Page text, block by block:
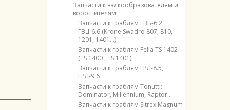
Запчасти
к
косилкам
КМР-9ВТ
(KDD
861
ST,
KDF
300
Запчасти
косилкам
Запчасти к валкообразователям и
ворошителям
Запчасти к граблям ГВБ-6.2,
ГВЦ-6.6 (Krone Swadro 807, 810,
1201, 1401...)
Запчасти к граблям Fella TS 1402
(TS 1400 , TS 1401)
Запчасти к граблям ГРЛ-8.5,
ГРЛ-9.6
Запчасти к граблям Tonutti:
Dominator, Millennium, Raptor...
Запчасти к граблям Sitrex Magnum